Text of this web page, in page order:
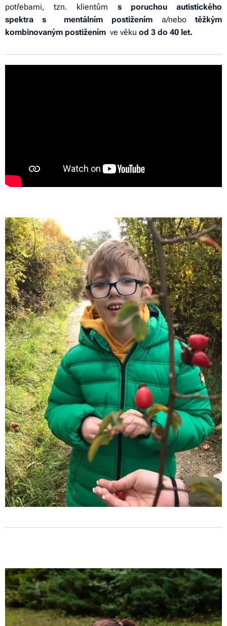
potřebami, tzn. klientům s poruchou autistického
spektra s mentálním postižením a/nebotěžkým
kombinovaným postižením ve věku od 3 do 40 let.